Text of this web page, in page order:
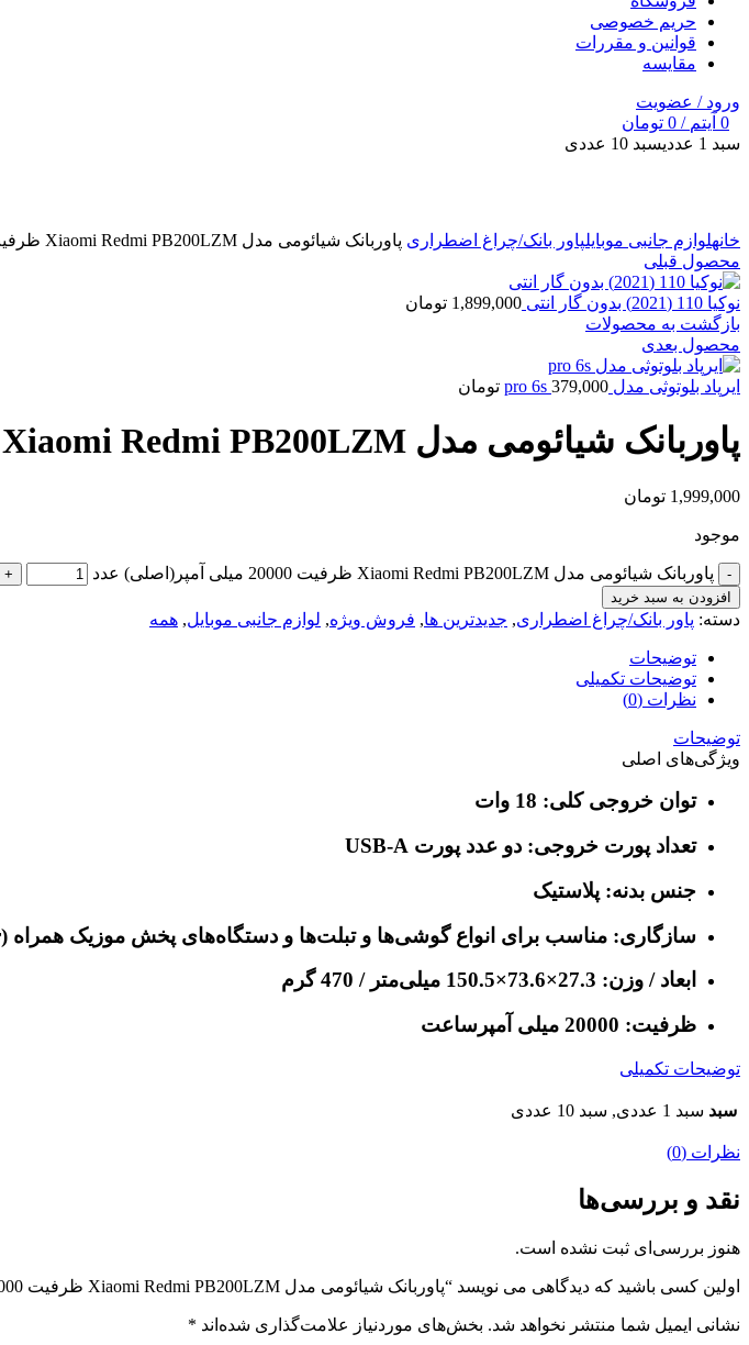
حریم خصوصی
قوانین و مقررات
مقایسه
ورود / عضویت
0 آیتم /
0 تومان
سبد 1 عددی
سبد 10 عددی
خانهلوازم جانبی موبایلپاور بانک/چراغ اضطراری پاوربانک شیائومی مدل Xiaomi Redmi PB200LZM ظرفیت 20000 میلی آمپر(اصلی)
محصول قبلی
نوکیا 110 (2021) بدون گار انتی 1,899,000 تومان
بازگشت به محصولات
محصول بعدی
ایرپاد بلوتوثی مدل pro 6s 379,000 تومان
پاوربانک شیائومی مدل Xiaomi Redmi PB200LZM ظرفیت 20000 میلی آمپر(اصلی)
1,999,000 تومان
موجود
پاوربانک شیائومی مدل Xiaomi Redmi PB200LZM ظرفیت 20000 میلی آمپر(اصلی) عدد
افزودن به سبد خرید
دسته: پاور بانک/چراغ اضطراری, جدیدترین ها, فروش ویژه, لوازم جانبی موبایل, همه
توضیحات
توضیحات تکمیلی
نظرات (0)
توضیحات
ویژگی‌های اصلی
توان خروجی کلی: 18 وات
تعداد پورت خروجی: دو عدد پورت USB-A
جنس بدنه: پلاستیک
سازگاری: مناسب برای انواع گوشی‌ها و تبلت‌ها و دستگاه‌های پخش موزیک همراه (MP3 Player)
ابعاد / وزن: 27.3×73.6×150.5 میلی‌متر / 470 گرم
ظرفیت: 20000 میلی آمپرساعت
توضیحات تکمیلی
سبد سبد 1 عددی, سبد 10 عددی
نظرات (0)
نقد و بررسی‌ها
هنوز بررسی‌ای ثبت نشده است.
اولین کسی باشید که دیدگاهی می نویسد “پاوربانک شیائومی مدل Xiaomi Redmi PB200LZM ظرفیت 20000 میلی آمپر(اصلی)”
نشانی ایمیل شما منتشر نخواهد شد. بخش‌های موردنیاز علامت‌گذاری شده‌اند *